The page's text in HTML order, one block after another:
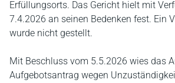
Erfüllungsorts. Das Gericht hielt mit
7.4.2026 an seinen Bedenken fest. Ein
wurde nicht gestellt.
Mit Beschluss vom 5.5.2026 wies das
Aufgebotsantrag wegen